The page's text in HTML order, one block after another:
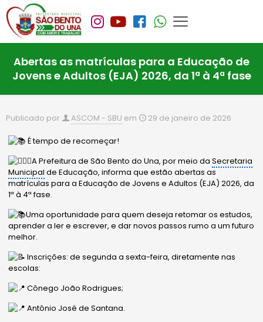
Abertas as matrículas para a Educação de
Jovens e Adultos (EJA) 2026, da 1ª à 4ª fase
Publicado por ASCOM - SBU em 29 de janeiro de 2026
É tempo de recomeçar!
A Prefeitura de São Bento do Una, por meio daSecretaria
Municipal de Educação, informa que estão abertas as
matrículas para a Educação de Jovens e Adultos (EJA) 2026, da
1ª à 4ª fase.
Uma oportunidade para quem deseja retomar os estudos,
aprender a ler e escrever, e dar novos passos rumo a um futuro
melhor.
Inscrições: de segunda a sexta-feira, diretamente nas
escolas:
Cônego João Rodrigues;
Antônio José de Santana.